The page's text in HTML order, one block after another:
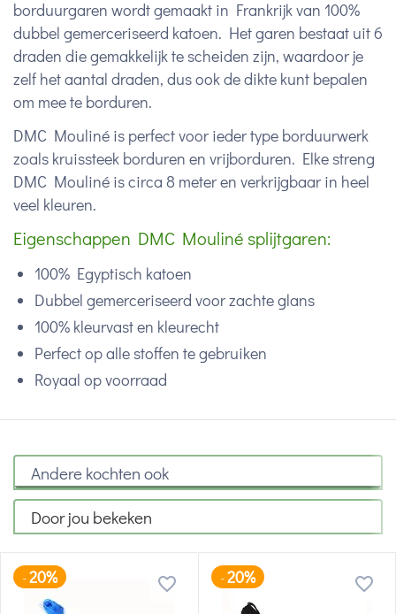
borduurgaren wordt gemaakt in Frankrijk van 100%
dubbel gemerceriseerd katoen. Het garen bestaat uit 6
draden die gemakkelijk te scheiden zijn, waardoor je
zelf het aantal draden, dus ook de dikte kunt bepalen
om mee te borduren.
DMC Mouliné is perfect voor ieder type borduurwerk
zoals kruissteek borduren en vrijborduren. Elke streng
DMC Mouliné is circa 8 meter en verkrijgbaar in heel
veel kleuren.
Eigenschappen DMC Mouliné splijtgaren:
100% Egyptisch katoen
Dubbel gemerceriseerd voor zachte glans
100% kleurvast en kleurecht
Perfect op alle stoffen te gebruiken
Royaal op voorraad
Andere kochten ook
Door jou bekeken
-20% -20%